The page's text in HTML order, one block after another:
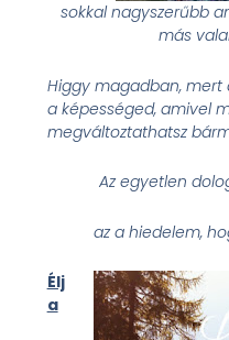
sokkalnagyszerűbb
más
Higgy magadban, mert
a képességed, amivel
megváltoztathatsz
Az egyetlen
az a hiedelem,
Élj
a